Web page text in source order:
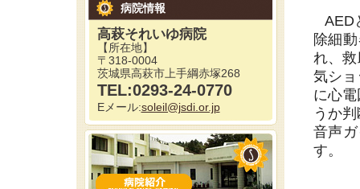
病院情報
高萩それいゆ病院
【所在地】
〒318-0004
茨城県高萩市上手綱赤塚268
TEL:0293-24-0770
Eメール:soleil@jsdi.or.jp
AED
除細
れ、
気シ
に心
うか
音声
す。